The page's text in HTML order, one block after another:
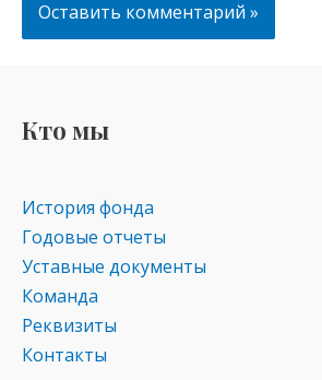
Кто мы
История фонда
Годовые отчеты
Уставные документы
Команда
Реквизиты
Контакты